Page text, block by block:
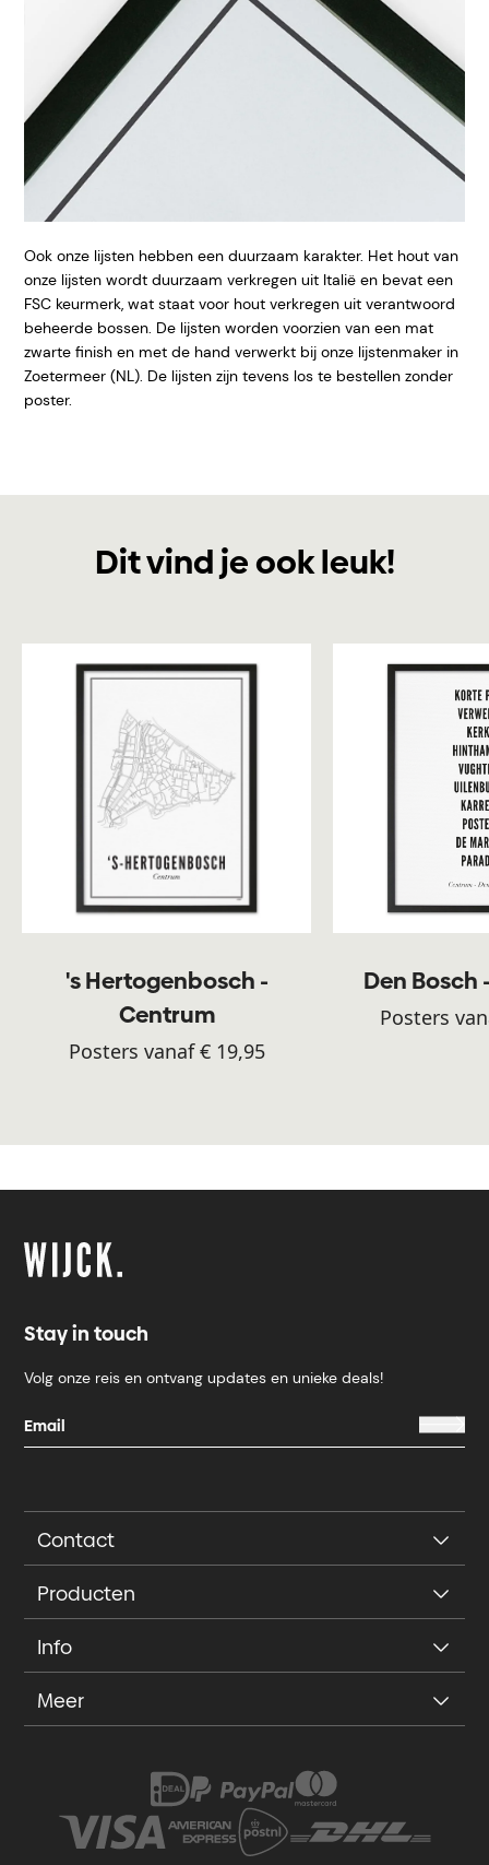
Ook onze lijsten hebben een duurzaam karakter. Het hout van
onze lijsten wordt duurzaam verkregen uit Italië en bevat een
FSC keurmerk, wat staat voor hout verkregen uit verantwoord
beheerde bossen. De lijsten worden voorzien van een mat
zwarte finish en met de hand verwerkt bij onze lijstenmaker in
Zoetermeer (NL). De lijsten zijn tevens los te bestellen zonder
poster.
Dit vind je ook leuk!
's Hertogenbosch -
Centrum
Posters vanaf € 19,95
Den Bosch
Posters
Stay in touch
Volg onze reis en ontvang updates en unieke deals!
Contact
Producten
Info
Meer